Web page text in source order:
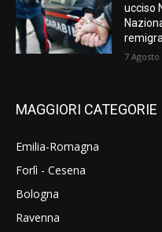
ucciso
7 Agosto
MAGGIORI CATEGORIE
Emilia-Romagna
Forlì - Cesena
Bologna
Ravenna